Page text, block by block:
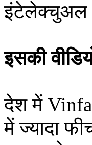
इंटेलेक्चुअल
इसकी
देश में
में ज्यादा